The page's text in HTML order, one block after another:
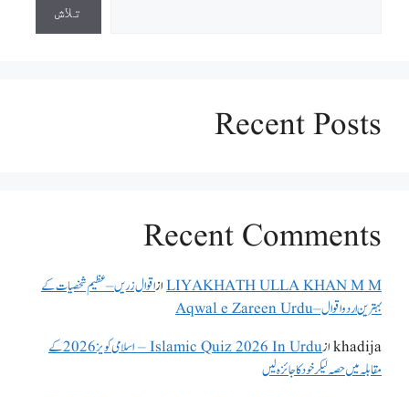
تلاش
Recent Posts
Recent Comments
LIYAKHATH ULLA KHAN M Mازاقوال زریں – عظیم شخصیات کے
بہترین اردو اقوال – Aqwal e Zareen Urdu
khadijaاز
Islamic Quiz 2026 In Urdu – اسلامی کویز 2026 کے
مقابلہ میں حصہ لیکر خود کا جائزہ لیں